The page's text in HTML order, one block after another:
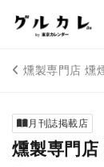
燻製専門店 燻
月刊誌掲載店
燻製専門